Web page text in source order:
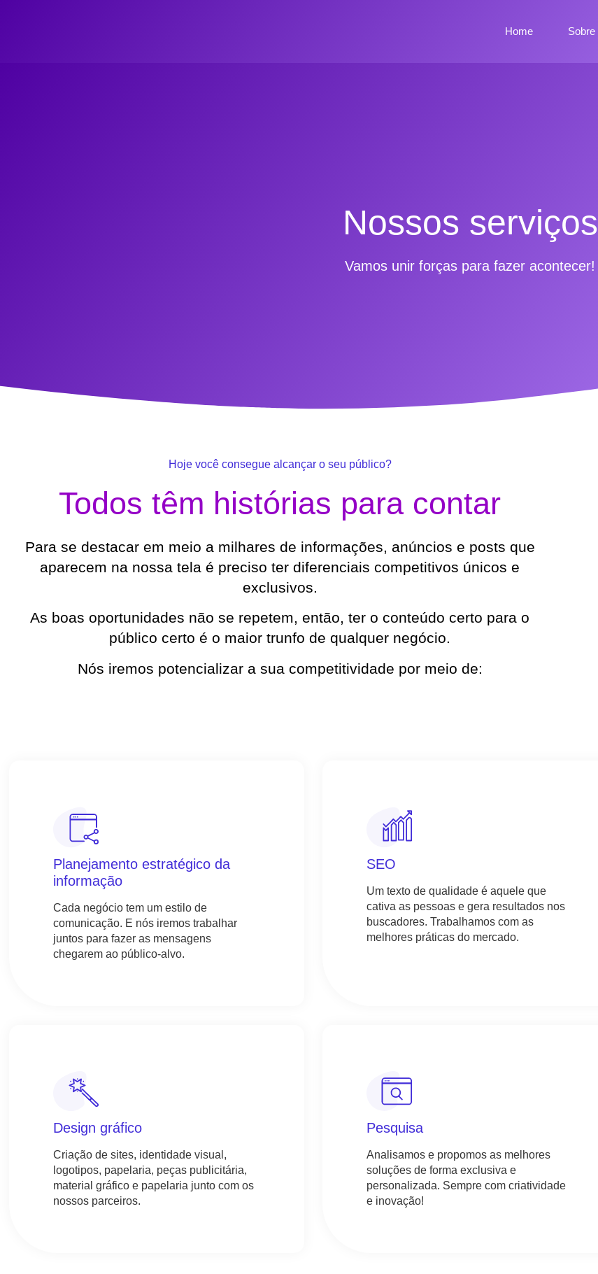
Home Sobre
Nossos serviços
Vamos unir forças para fazer acontecer!
Hoje você consegue alcançar o seu público?
Todos têm histórias para contar
Para se destacar em meio a milhares de informações, anúncios e posts que
aparecem na nossa tela é preciso ter diferenciais competitivos únicos e
exclusivos.
As boas oportunidades não se repetem, então, ter o conteúdo certo para o
público certo é o maior trunfo de qualquer negócio.
Nós iremos potencializar a sua competitividade por meio de:
Planejamento estratégico da
informação
Cada negócio tem um estilo de
comunicação. E nós iremos trabalhar
juntos para fazer as mensagens
chegarem ao público-alvo.
SEO
Um texto de qualidade é aquele que
cativa as pessoas e gera resultados nos
buscadores. Trabalhamos com as
melhores práticas do mercado.
Design gráfico
Criação de sites, identidade visual,
logotipos, papelaria, peças publicitária,
material gráfico e papelaria junto com os
nossos parceiros.
Pesquisa
Analisamos e propomos as melhores
soluções de forma exclusiva e
personalizada. Sempre com criatividade
e inovação!